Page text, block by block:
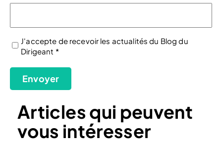
(Nécessaire)
J'accepte de recevoir les actualités du Blog du
Dirigeant *
Envoyer
Articles qui peuvent
vous intéresser